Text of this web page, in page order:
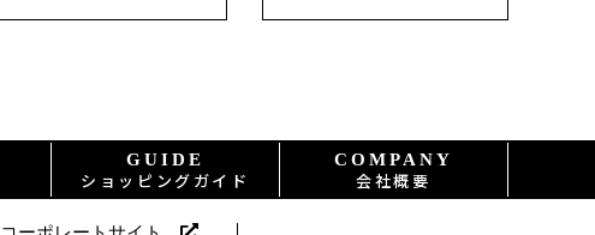
GUIDE
ショッピングガイド
COMPANY
会社概要